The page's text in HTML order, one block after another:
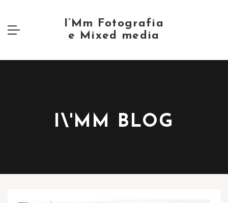
I\'MM BLOG